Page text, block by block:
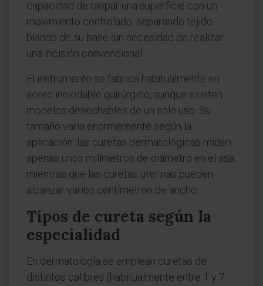
capacidad de raspar una superficie con un
movimiento controlado, separando tejido
blando de su base sin necesidad de realizar
una incisión convencional.
El instrumento se fabrica habitualmente en
acero inoxidable quirúrgico, aunque existen
modelos desechables de un solo uso. Su
tamaño varía enormemente según la
aplicación: las curetas dermatológicas miden
apenas unos milímetros de diámetro en el asa,
mientras que las curetas uterinas pueden
alcanzar varios centímetros de ancho.
Tipos de cureta según la
especialidad
En dermatología se emplean curetas de
distintos calibres (habitualmente entre 1 y 7